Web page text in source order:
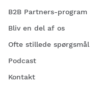
B2B Partners-program
Bliv en del af os
Ofte stillede spørgsmål
Podcast
Kontakt